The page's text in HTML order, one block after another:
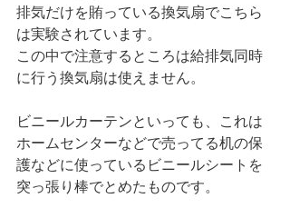
排気だけを賄っている換気扇でこちら
は実験されています。
この中で注意するところは給排気同時
に行う換気扇は使えません。
ビニールカーテンといっても、これは
ホームセンターなどで売ってる机の保
護などに使っているビニールシートを
突っ張り棒でとめたものです。